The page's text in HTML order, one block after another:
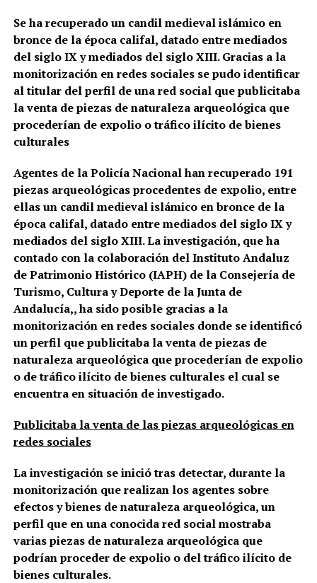
Se ha recuperado un candil medieval islámico en
bronce de la época califal, datado entre mediados
del siglo IX y mediados del siglo XIII. Gracias a la
monitorización en redes sociales se pudo identificar
al titular del perfil de una red social que publicitaba
la venta de piezas de naturaleza arqueológica que
procederían de expolio o tráfico ilícito de bienes
culturales
Agentes de la Policía Nacional han recuperado 191
piezas arqueológicas procedentes de expolio, entre
ellas un candil medieval islámico en bronce de la
época califal, datado entre mediados del siglo IX y
mediados del siglo XIII. La investigación, que ha
contado con la colaboración del Instituto Andaluz
de Patrimonio Histórico (IAPH) de la Consejería de
Turismo, Cultura y Deporte de la Junta de
Andalucía,, ha sido posible gracias a la
monitorización en redes sociales donde se identificó
un perfil que publicitaba la venta de piezas de
naturaleza arqueológica que procederían de expolio
o de tráfico ilícito de bienes culturales el cual se
encuentra en situación de investigado.
Publicitaba la venta de las piezas arqueológicas en
redes sociales
La investigación se inició tras detectar, durante la
monitorización que realizan los agentes sobre
efectos y bienes de naturaleza arqueológica, un
perfil que en una conocida red social mostraba
varias piezas de naturaleza arqueológica que
podrían proceder de expolio o del tráfico ilícito de
bienes culturales.